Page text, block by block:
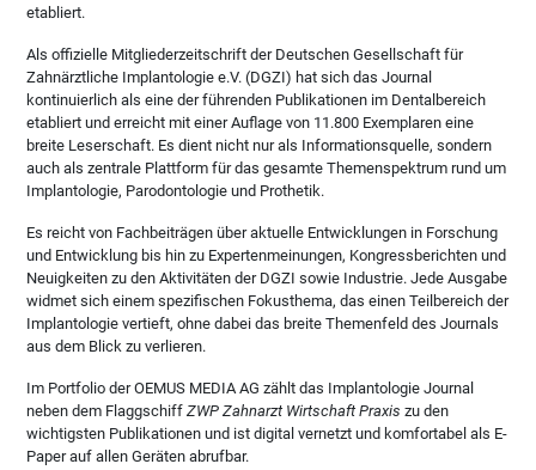
etabliert.
Als offizielle Mitgliederzeitschrift der Deutschen Gesellschaft für
Zahnärztliche Implantologie e.V. (DGZI) hat sich das Journal
kontinuierlich als eine der führenden Publikationen im Dentalbereich
etabliert und erreicht mit einer Auflage von 11.800 Exemplaren eine
breite Leserschaft. Es dient nicht nur als Informationsquelle, sondern
auch als zentrale Plattform für das gesamte Themenspektrum rund um
Implantologie, Parodontologie und Prothetik.
Es reicht von Fachbeiträgen über aktuelle Entwicklungen in Forschung
und Entwicklung bis hin zu Expertenmeinungen, Kongressberichten und
Neuigkeiten zu den Aktivitäten der DGZI sowie Industrie. Jede Ausgabe
widmet sich einem spezifischen Fokusthema, das einen Teilbereich der
Implantologie vertieft, ohne dabei das breite Themenfeld des Journals
aus dem Blick zu verlieren.
Im Portfolio der OEMUS MEDIA AG zählt das Implantologie Journal
neben dem FlaggschiffZWP Zahnarzt Wirtschaft Praxiszu den
wichtigsten Publikationen und ist digital vernetzt und komfortabel als E-
Paper auf allen Geräten abrufbar.